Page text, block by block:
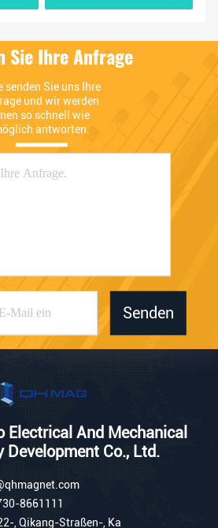
Sie Ihre Anfrage
senden Sie uns Ihre
und wir werden
so schnell wie
antworten.
Senden
Electrical And Mechanical
Development Co., Ltd.
8661111
, Qikang-Straßen-, Ka